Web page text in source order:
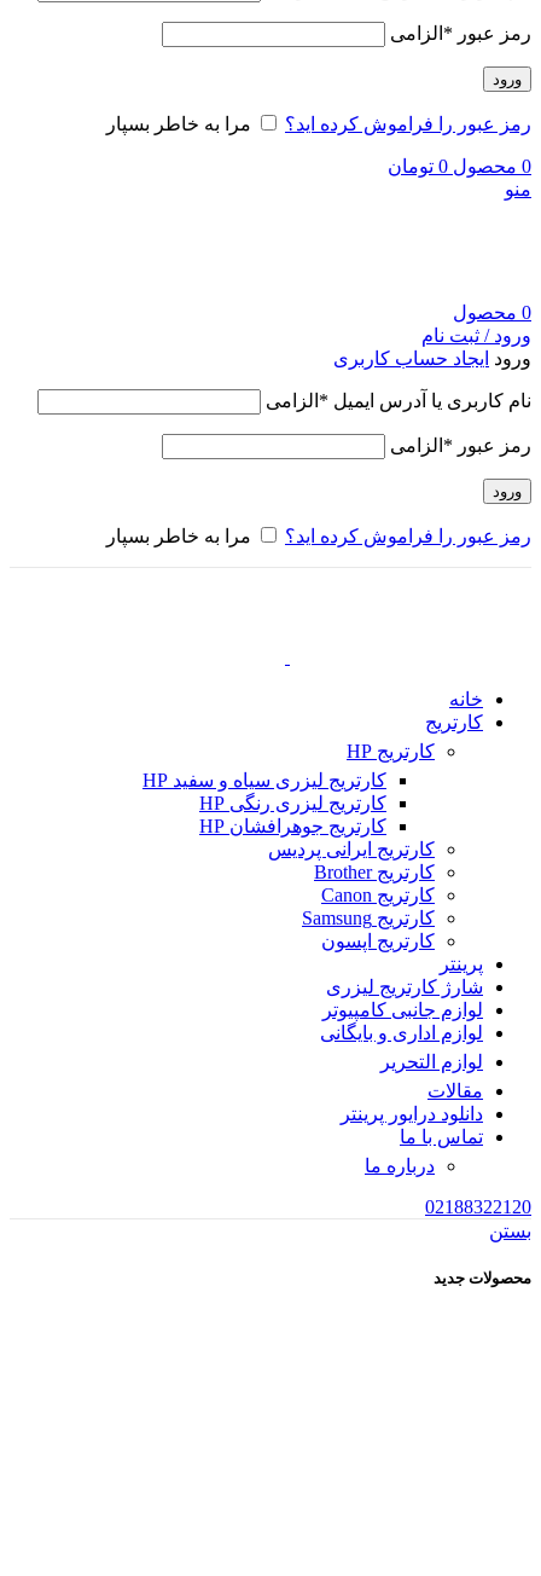
رمز عبور * الزامی
ورود
رمز عبور را فراموش کرده اید؟ مرا به خاطر بسپار
0 محصول 0 تومان
منو
0 محصول
ورود / ثبت نام
ورود ایجاد حساب کاربری
نام کاربری یا آدرس ایمیل * الزامی
رمز عبور * الزامی
ورود
رمز عبور را فراموش کرده اید؟ مرا به خاطر بسپار
خانه
کارتریج
کارتریج HP
کارتریج لیزری سیاه و سفید HP
کارتریج لیزری رنگی HP
کارتریج جوهرافشان HP
کارتریج ایرانی پردیس
کارتریج Brother
کارتریج Canon
کارتریج Samsung
کارتریج اپسون
پرینتر
شارژ کارتریج لیزری
لوازم جانبی کامپیوتر
لوازم اداری و بایگانی
لوازم التحریر
مقالات
دانلود درایور پرینتر
تماس با ما
درباره ما
02188322120
بستن
محصولات جدید